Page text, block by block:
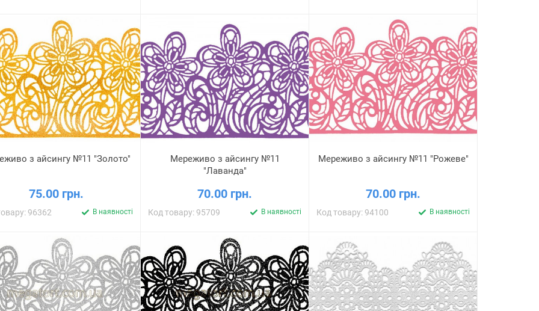
з айсингу №11 "Золото"
75.00 грн.
96362 В наявності
Мереживо з айсингу №11
"Лаванда"
70.00 грн.
Код товару: 95709 В наявності
Мереживо з айсингу №11 "Рожеве"
70.00 грн.
Код товару: 94100 В наявності